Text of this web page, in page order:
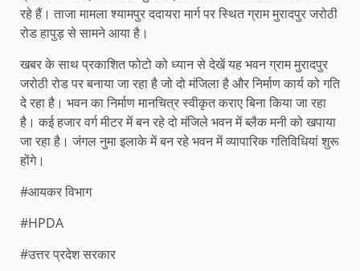
रहे हैं। ताजा मामला श्यामपुर ददायरा मार्ग पर स्थित ग्राम मुरादपुर जरोठी
रोड हापुड़ से सामने आया है।
खबर के साथ प्रकाशित फोटो को ध्यान से देखें यह भवन ग्राम मुरादपुर
जरोठी रोड पर बनाया जा रहा है जो दो मंजिला है और निर्माण कार्य को गति
दे रहा है। भवन का निर्माण मानचित्र स्वीकृत कराए बिना किया जा रहा
है। कई हजार वर्ग मीटर में बन रहे दो मंजिले भवन में ब्लैक मनी को खपाया
जा रहा है। जंगल नुमा इलाके में बन रहे भवन में व्यापारिक गतिविधियां शुरू
होंगे।
#आयकर विभाग
#HPDA
#उत्तर प्रदेश सरकार